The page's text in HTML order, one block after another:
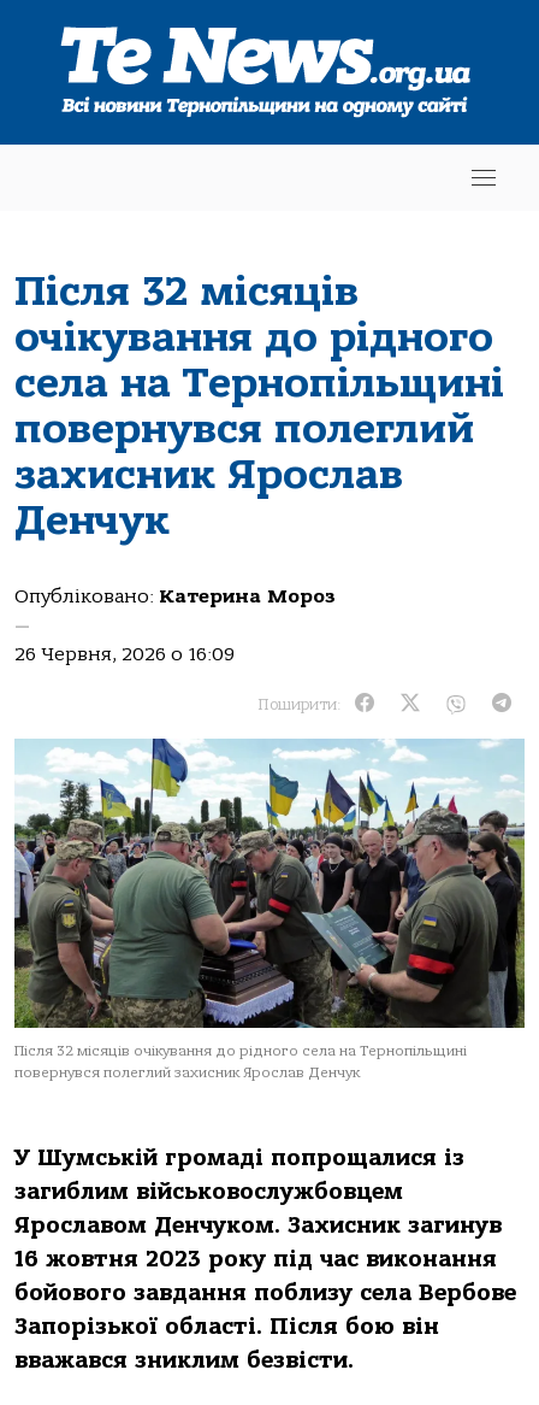
Після 32 місяців
очікування до рідного
села на Тернопільщині
повернувся полеглий
захисник Ярослав
Денчук
Опубліковано: Катерина Мороз
—
26 Червня, 2026 о 16:09
Поширити:
Після 32 місяців очікування до рідного села на Тернопільщині
повернувся полеглий захисник Ярослав Денчук
У Шумській громаді попрощалися із
загиблим військовослужбовцем
Ярославом Денчуком. Захисник загинув
16 жовтня 2023 року під час виконання
бойового завдання поблизу села Вербове
Запорізької області. Після бою він
вважався зниклим безвісти.